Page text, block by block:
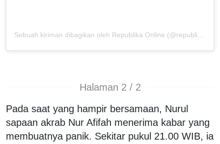
Sebuah kiriman dibagikan oleh Republika Online (@republikaonline)
Halaman 2 / 2
Pada saat yang hampir bersamaan, Nurul
sapaan akrab Nur Afifah menerima kabar yang
membuatnya panik. Sekitar pukul 21.00 WIB, ia